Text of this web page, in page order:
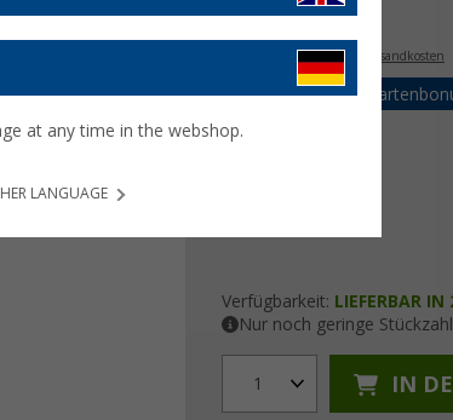
zzgl. Versandkosten
Bis zu 5%
Verfügbarkeit: LIEFERBAR
Nur noch geringe
1 IN
at any time in the webshop.
LANGUAGE